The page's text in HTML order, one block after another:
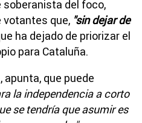
del foco,
votantes que, "sin dejar de
ha dejado de priorizar el
para Cataluña.
apunta, que puede
la independencia a corto
se tendría que asumir es